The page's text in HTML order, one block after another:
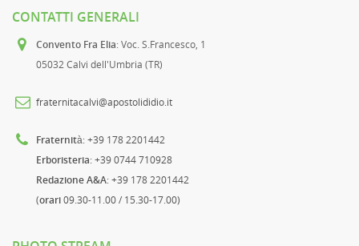
CONTATTI GENERALI
Convento Fra Elia: Voc. S.Francesco, 1
05032 Calvi dell'Umbria (TR)
fraternitacalvi@apostolididio.it
Fraternità: +39 178 2201442
Erboristeria: +39 0744 710928
Redazione A&A: +39 178 2201442
(orari09.30-11.00 / 15.30-17.00)